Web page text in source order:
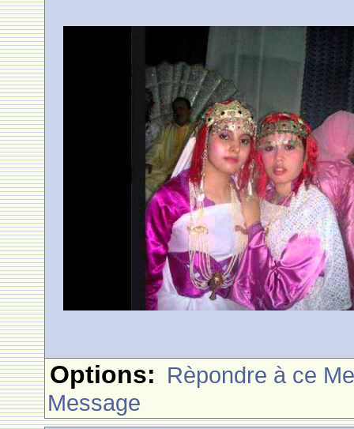
Options: Rèpondre à ce
Message